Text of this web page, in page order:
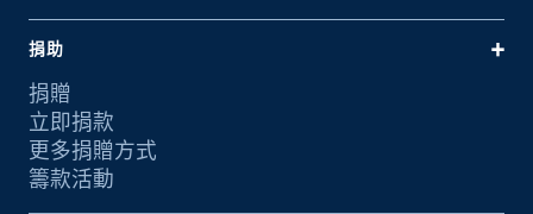
捐助
捐贈
立即捐款
更多捐贈方式
籌款活動